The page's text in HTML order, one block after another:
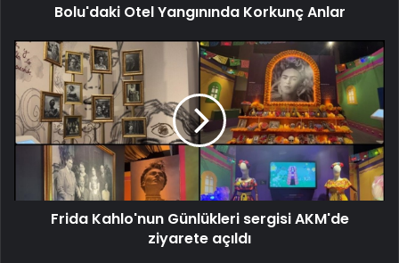
Bolu'daki Otel Yangınında Korkunç Anlar
Frida
Kahlo'nun
Günlükleri
sergisi
AKM'de
ziyarete
Frida Kahlo'nun Günlükleri sergisi AKM'de
ziyarete açıldı